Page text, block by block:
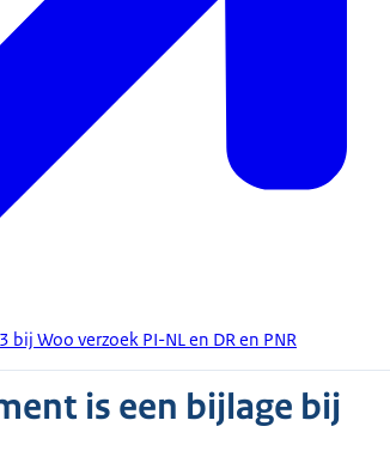
bij Woo verzoek PI-NL en DR en PNR
is een bijlage bij